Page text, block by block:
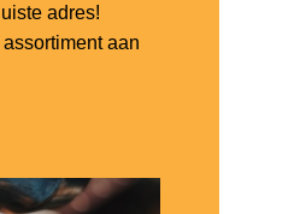
adres!
aan